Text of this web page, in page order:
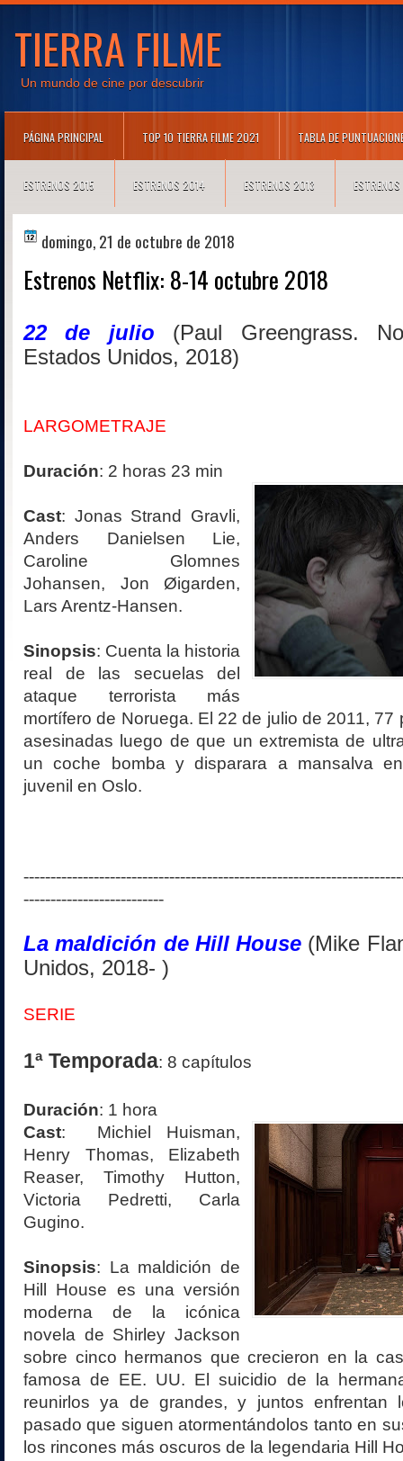
TIERRA FILME
Un mundo de cine por descubrir
PÁGINA PRINCIPAL TOP 10 TIERRA FILME 2021 TABLA DE
ESTRENOS 2015 ESTRENOS 2014 ESTRENOS 2013
domingo, 21 de octubre de 2018
Estrenos Netflix: 8-14 octubre 2018
22 de julio (Paul Greengrass.
Estados Unidos, 2018)
LARGOMETRAJE
Duración: 2 horas 23 min
Cast: Jonas Strand Gravli,
Anders Danielsen Lie,
Caroline Glomnes
Johansen, Jon Øigarden,
Lars Arentz-Hansen.
Sinopsis: Cuenta la historia
real de las secuelas del
ataque terrorista más
mortífero de Noruega. El 22 de julio de 2011, 77
asesinadas luego de que un extremista de
un coche bomba y disparara a mansalva
juvenil en Oslo.
--------------------------
La maldición de Hill House (Mike
Unidos, 2018- )
SERIE
1ª Temporada: 8 capítulos
Duración: 1 hora
Cast: Michiel Huisman,
Henry Thomas, Elizabeth
Reaser, Timothy Hutton,
Victoria Pedretti, Carla
Gugino.
Sinopsis: La maldición de
Hill House es una versión
moderna de la icónica
novela de Shirley Jackson
sobre cinco hermanos que crecieron en la
famosa de EE. UU. El suicidio de la
reunirlos ya de grandes, y juntos enfrentan
pasado que siguen atormentándolos tanto en
los rincones más oscuros de la legendaria Hill